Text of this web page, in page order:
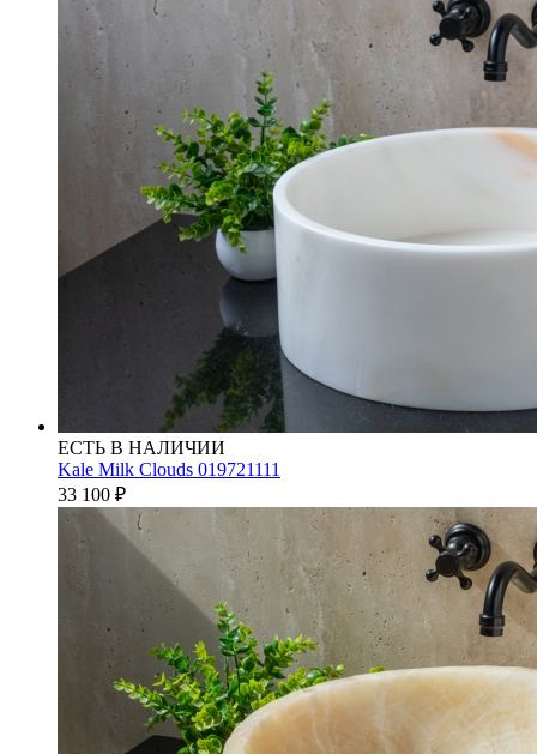
ЕСТЬ В НАЛИЧИИ
Kale Milk Clouds 019721111
33 100 ₽